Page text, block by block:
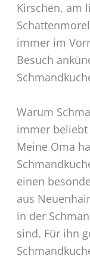
Kirschen, am
immer im
Besuch
Warum
immer beliebt
Meine Oma
einen
aus
in der
sind. Für ihn